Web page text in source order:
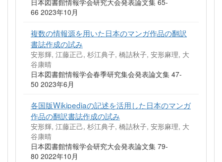
日本図書館情報学会研究大会発表論文集 65-
66 2023年10月
複数の情報源を用いた日本のマンガ作品の翻訳
書誌作成の試み
安形輝, 江藤正己, 杉江典子, 橋詰秋子, 安形麻理, 大
谷康晴
日本図書館情報学会春季研究集会発表論文集 47-
50 2023年6月
各国版Wikipediaの記述を活用した日本のマンガ
作品の翻訳書誌作成の試み
安形輝, 江藤正己, 杉江典子, 橋詰秋子, 安形麻理, 大
谷康晴
日本図書館情報学会研究大会発表論文集 79-
80 2022年10月